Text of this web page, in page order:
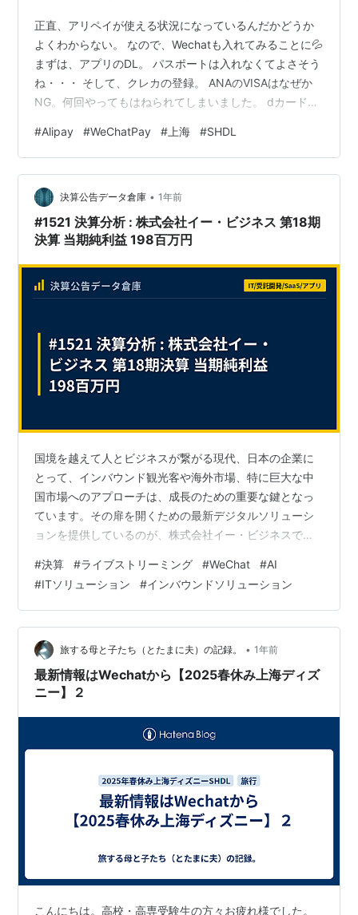
正直、アリペイが使える状況になっているんだかどうか
よくわからない。 なので、Wechatも入れてみることに💦
まずは、アプリのDL。 パスポートは入れなくてよさそう
ね・・・ そして、クレカの登録。 ANAのVISAはなぜか
NG。何回やってもはねられてしまいました。 dカードを
ど。 支払い時のパスワードを設定して終わり。 アリペイ
より、wechatの方が、なんか簡単だったような。 アリペ
イで鍛えられて、簡単に感じるだけ？ とはいえ、wechat
も正直支払いができるのか、体感できぬまま上海へ旅立
ちます。。。 こんな画面↓ LINEぽいね。 LINEぽ…
#Alipay #WeChatPay # 上海 #SHDL
決算公告データ倉庫 • 1年前
#1521 決算分析 : 株式会社イー・ビジネス 第18期
決算 当期純利益 198百万円
国境を越えて人とビジネスが繋がる現代、日本の企業に
とって、インバウンド観光客や海外市場、特に巨大な中
国市場へのアプローチは、成長のための重要な鍵となっ
ています。その扉を開くための最新デジタルソリューシ
ョンを提供しているのが、株式会社イー・ビジネスで
は、ライブストリーミング技術や、10億人超が利用する
WeChatのエコシステム、そしてTencent Cloudといっ
た、世界の最先端技術を駆使。日本の企業が海外の顧客
とシームレスに繋がるための「攻めのIT」を支援する、
システムイノベーターです。今回、官報に公告された第
18期決算は、売上高58.9億…
#決算 #ライブストリーミング #WeChat #AI
#ITソリューション #インバウンドソリューション
旅する母と子たち（とたまに夫）の記録。 • 1年前
最新情報はWechatから【2025春休み上海ディズ
ニー】２
こんにちは。高校・高専受験生の方々お疲れ様でした。